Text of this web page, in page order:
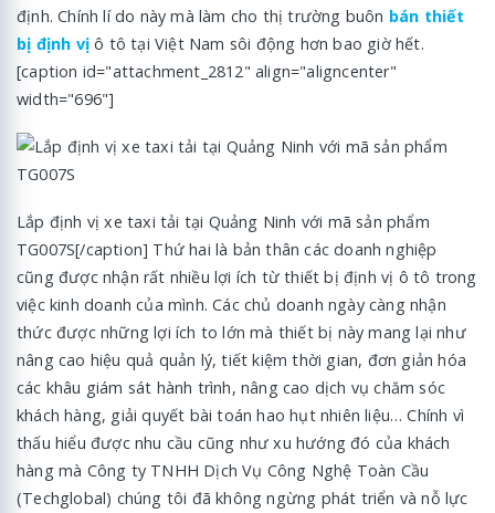
định. Chính lí do này mà làm cho thị trường buôn bán thiết
bị định vị ô tô tại Việt Nam sôi động hơn bao giờ hết.
[caption id="attachment_2812" align="aligncenter"
width="696"]
Lắp định vị xe taxi tải tại Quảng Ninh với mã sản phẩm
TG007S[/caption] Thứ hai là bản thân các doanh nghiệp
cũng được nhận rất nhiều lợi ích từ thiết bị định vị ô tô trong
việc kinh doanh của mình. Các chủ doanh ngày càng nhận
thức được những lợi ích to lớn mà thiết bị này mang lại như
nâng cao hiệu quả quản lý, tiết kiệm thời gian, đơn giản hóa
các khâu giám sát hành trình, nâng cao dịch vụ chăm sóc
khách hàng, giải quyết bài toán hao hụt nhiên liệu… Chính vì
thấu hiểu được nhu cầu cũng như xu hướng đó của khách
hàng mà Công ty TNHH Dịch Vụ Công Nghệ Toàn Cầu
(Techglobal) chúng tôi đã không ngừng phát triển và nỗ lực